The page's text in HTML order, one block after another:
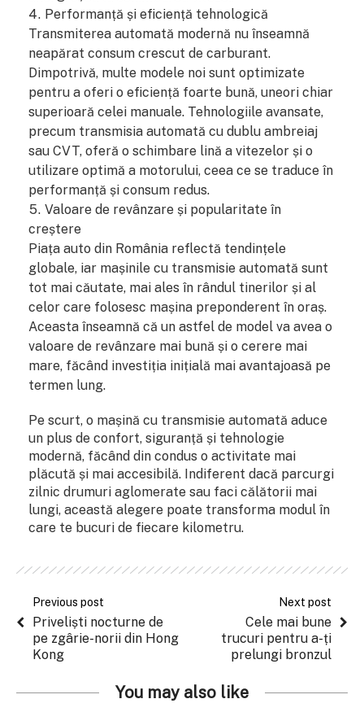
Performanță și eficiență tehnologică
Transmiterea automată modernă nu înseamnă
neapărat consum crescut de carburant.
Dimpotrivă, multe modele noi sunt optimizate
pentru a oferi o eficiență foarte bună, uneori chiar
superioară celei manuale. Tehnologiile avansate,
precum transmisia automată cu dublu ambreiaj
sau CVT, oferă o schimbare lină a vitezelor și o
utilizare optimă a motorului, ceea ce se traduce în
performanță și consum redus.
Valoare de revânzare și popularitate în
creștere
Piața auto din România reflectă tendințele
globale, iar mașinile cu transmisie automată sunt
tot mai căutate, mai ales în rândul tinerilor și al
celor care folosesc mașina preponderent în oraș.
Aceasta înseamnă că un astfel de model va avea o
valoare de revânzare mai bună și o cerere mai
mare, făcând investiția inițială mai avantajoasă pe
termen lung.
Pe scurt, o mașină cu transmisie automată aduce
un plus de confort, siguranță și tehnologie
modernă, făcând din condus o activitate mai
plăcută și mai accesibilă. Indiferent dacă parcurgi
zilnic drumuri aglomerate sau faci călătorii mai
lungi, această alegere poate transforma modul în
care te bucuri de fiecare kilometru.
Previous post
Priveliști nocturne de
pe zgârie-norii din Hong
Kong
Next post
Cele mai bune
trucuri pentru a-ți
prelungi bronzul
You may also like